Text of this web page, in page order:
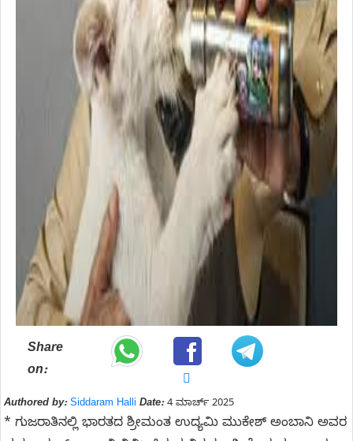
Share
on:
Authored by: Siddaram Halli Date:4 ಮಾರ್ಚ್ 2025
* ಗುಜರಾತಿನಲ್ಲಿ ಭಾರತದ ಶ್ರೀಮಂತ ಉದ್ಯಮಿ ಮುಕೇಶ್​ ಅಂಬಾನಿ ಅವರ